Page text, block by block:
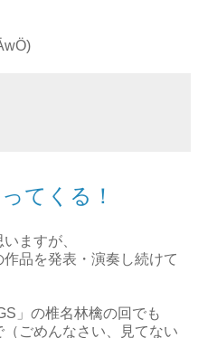
てくる！
ますが、
品を発表・演奏し続けて
」の椎名林檎の回でも
ごめんなさい、見てない